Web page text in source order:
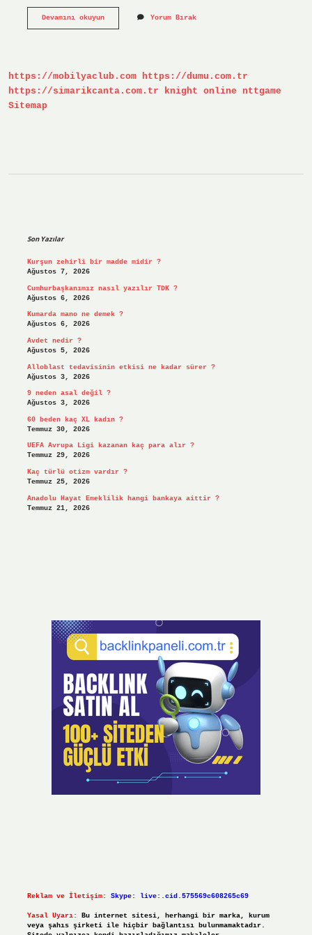
Devamını okuyunKaç
Yorum Bırak
https://mobilyaclub.com https://dumu.com.tr
https://simarikcanta.com.tr
knight online
nttgame
Sitemap
Son Yazılar
Kurşun zehirli bir madde midir ?
Ağustos 7, 2026
Cumhurbaşkanımız nasıl yazılır TDK ?
Ağustos 6, 2026
Kumarda mano ne demek ?
Ağustos 6, 2026
Avdet nedir ?
Ağustos 5, 2026
Alloblast tedavisinin etkisi ne kadar sürer ?
Ağustos 3, 2026
9 neden asal değil ?
Ağustos 3, 2026
60 beden kaç XL kadın ?
Temmuz 30, 2026
UEFA Avrupa Ligi kazanan kaç para alır ?
Temmuz 29, 2026
Kaç türlü otizm vardır ?
Temmuz 25, 2026
Anadolu Hayat Emeklilik hangi bankaya aittir ?
Temmuz 21, 2026
Reklam ve İletişim: Skype: live:.cid.575569c608265c69
Yasal Uyarı:
Bu internet sitesi, herhangi bir marka, kurum
veya şahıs şirketi ile hiçbir bağlantısı bulunmamaktadır.